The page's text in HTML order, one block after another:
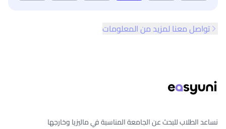
تواصل معنا لمزيد من المعلومات
نساعد الطلاب للبحث عن الجامعة المناسبة في ماليزيا وخارجها